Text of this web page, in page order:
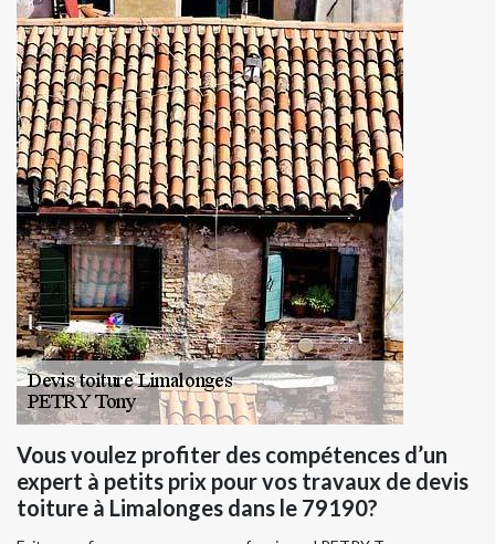
Vous voulez profiter des compétences d’un
expert à petits prix pour vos travaux de devis
toiture à Limalonges dans le 79190?